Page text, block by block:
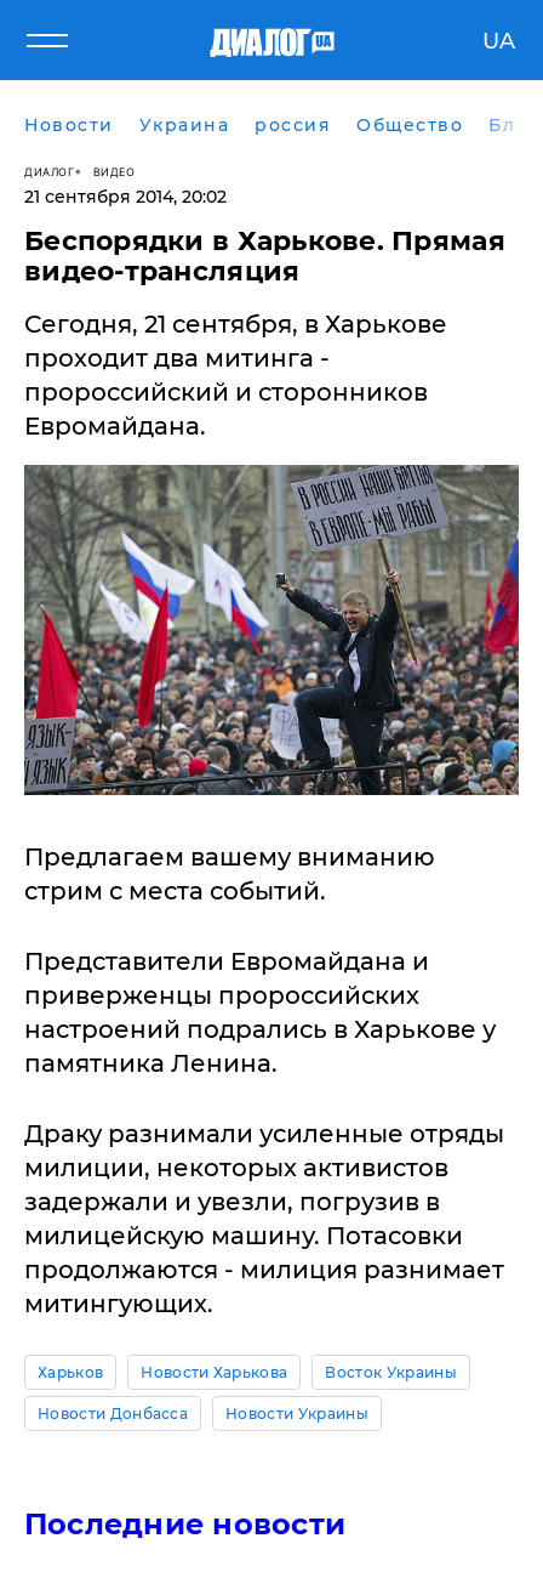
UA
Новости Украина россия Общество
ДИАЛОГ ВИДЕО
21 сентября 2014, 20:02
Беспорядки в Харькове. Прямая
видео-трансляция
Сегодня, 21 сентября, в Харькове
проходит два митинга -
пророссийский и сторонников
Евромайдана.
Предлагаем вашему вниманию
стрим с места событий.
Представители Евромайдана и
приверженцы пророссийских
настроений подрались в Харькове у
памятника Ленина.
Драку разнимали усиленные отряды
милиции, некоторых активистов
задержали и увезли, погрузив в
милицейскую машину. Потасовки
продолжаются - милиция разнимает
митингующих.
Харьков Новости Харькова Восток Украины
Новости Донбасса Новости Украины
Последние новости